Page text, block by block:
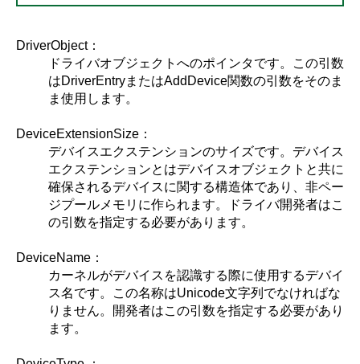
DriverObject：
ドライバオブジェクトへのポインタです。この引数
はDriverEntryまたはAddDevice関数の引数をそのま
ま使用します。
DeviceExtensionSize：
デバイスエクステンションのサイズです。デバイス
エクステンションとはデバイスオブジェクトと共に
確保されるデバイスに関する構造体であり、非ペー
ジプールメモリに作られます。ドライバ開発者はこ
の引数を指定する必要があります。
DeviceName：
カーネルがデバイスを認識する際に使用するデバイ
ス名です。この名称はUnicode文字列でなければな
りません。開発者はこの引数を指定する必要があり
ます。